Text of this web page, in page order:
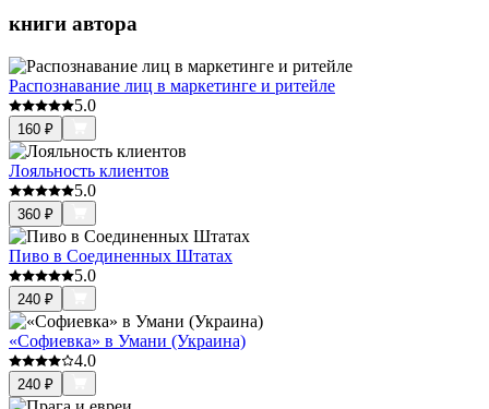
книги автора
Распознавание лиц в маркетинге и ритейле
5.0
160 ₽
Лояльность клиентов
5.0
360 ₽
Пиво в Соединенных Штатах
5.0
240 ₽
«Софиевка» в Умани (Украина)
4.0
240 ₽